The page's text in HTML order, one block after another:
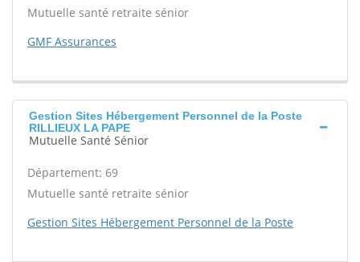
Mutuelle santé retraite sénior
GMF Assurances
Gestion Sites Hébergement Personnel de la Poste
RILLIEUX LA PAPE
Mutuelle Santé Sénior
Département: 69
Mutuelle santé retraite sénior
Gestion Sites Hébergement Personnel de la Poste